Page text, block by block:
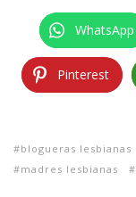
WhatsApp
Pinterest
blogueras lesbianas
madres lesbianas